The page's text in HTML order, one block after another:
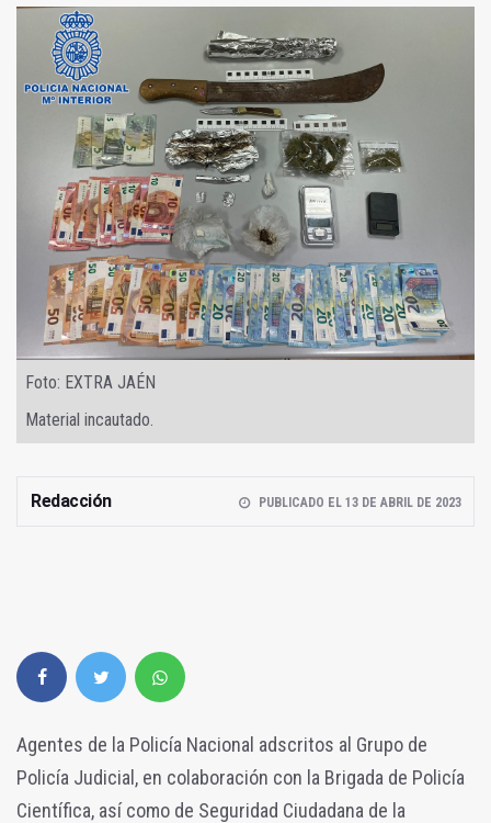
Foto: EXTRA JAÉN
Material incautado.
Redacción PUBLICADO EL 13 DE ABRIL DE 2023
Agentes de la Policía Nacional adscritos al Grupo de
Policía Judicial, en colaboración con la Brigada de Policía
Científica, así como de Seguridad Ciudadana de la